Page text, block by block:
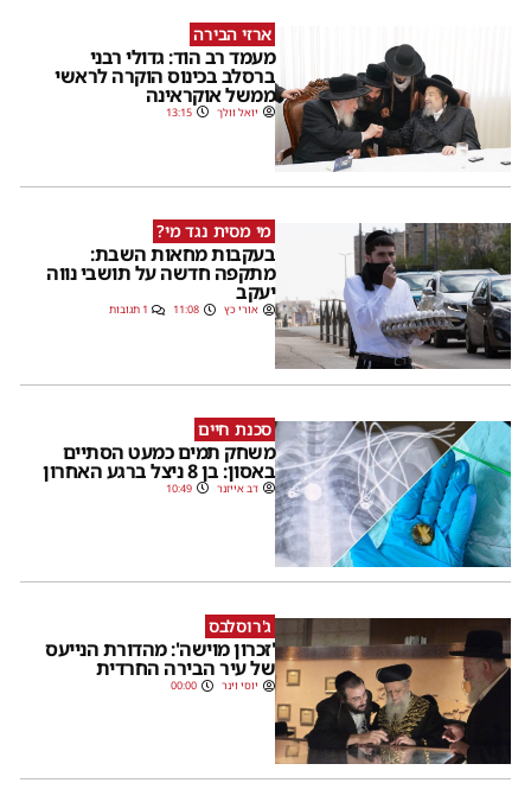
ארזי הבירה
מעמד רב הוד: גדולי רבני
ברסלב בכינוס הוקרה לראשי
ממשל אוקראינה
יואל וולך 13:15
מי מסית נגד מי?
בעקבות מחאות השבת:
מתקפה חדשה על תושבי נווה
יעקב
אורי כץ 11:08 1 תגובות
סכנת חיים
משחק תמים כמעט הסתיים
באסון: בן 8 ניצל ברגע האחרון
דב אייזנר 10:49
ג'רוסלבס
'זכרון מוישה': מהדורת הנייעס
של עיר הבירה החרדית
יוסי וינר 00:00